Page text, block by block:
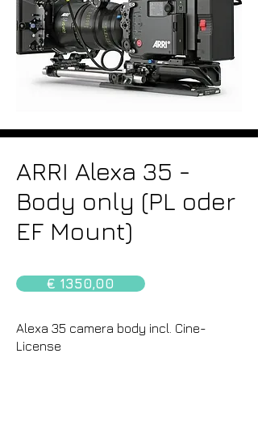
ARRI Alexa 35 -
Body only (PL oder
EF Mount)
€ 1350,00
Alexa 35 camera body incl. Cine-
License